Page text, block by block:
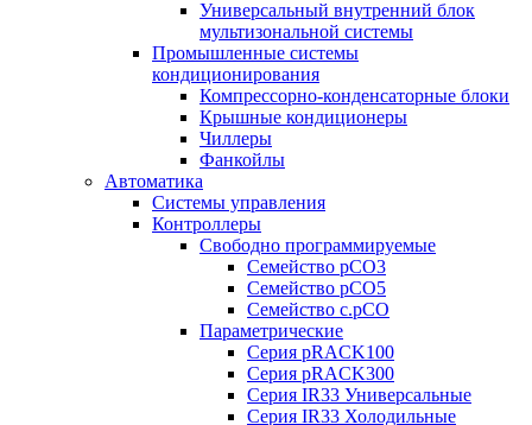
Универсальный внутренний блок
мультизональной системы
Промышленные системы
кондиционирования
Компрессорно-конденсаторные блоки
Крышные кондиционеры
Чиллеры
Фанкойлы
Автоматика
Системы управления
Контроллеры
Свободно программируемые
Семейство pCO3
Семейство pCO5
Семейство c.pCO
Параметрические
Серия pRACK100
Серия pRACK300
Серия IR33 Универсальные
Серия IR33 Холодильные